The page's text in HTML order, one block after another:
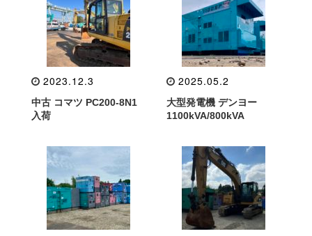
2023.12.3
中古 コマツ PC200-8N1
入荷
2025.05.2
大型発電機 デンヨー
1100kVA/800kVA